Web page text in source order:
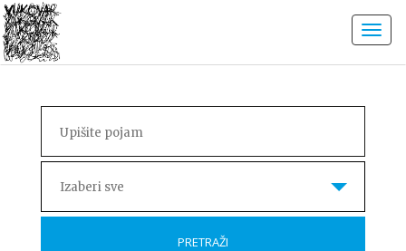
Izaberi sve
PRETRAŽI